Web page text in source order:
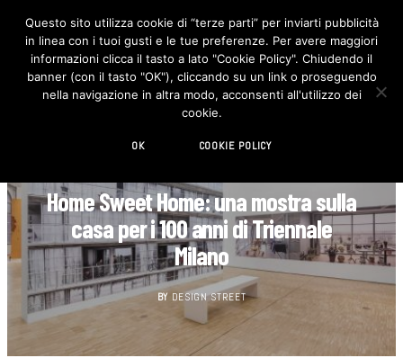
F
c
e
b
o
I
n
s
t
Home Sweet Home: una mostra sulla
casa per i 100 anni di Triennale
Milano
BY DESIGN STREET
Questo sito utilizza cookie di “terze parti” per inviarti pubblicità
in linea con i tuoi gusti e le tue preferenze. Per avere maggiori
informazioni clicca il tasto a lato "Cookie Policy". Chiudendo il
banner (con il tasto "OK"), cliccando su un link o proseguendo
nella navigazione in altra modo, acconsenti all'utilizzo dei
cookie.
OK COOKIE POLICY